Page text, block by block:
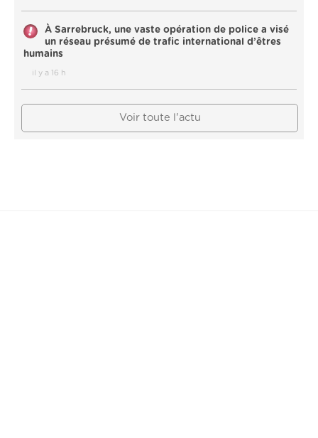
À Sarrebruck, une vaste opération de police a visé
un réseau présumé de trafic international d’êtres
humains
il y a 16 h
Voir toute l'actu